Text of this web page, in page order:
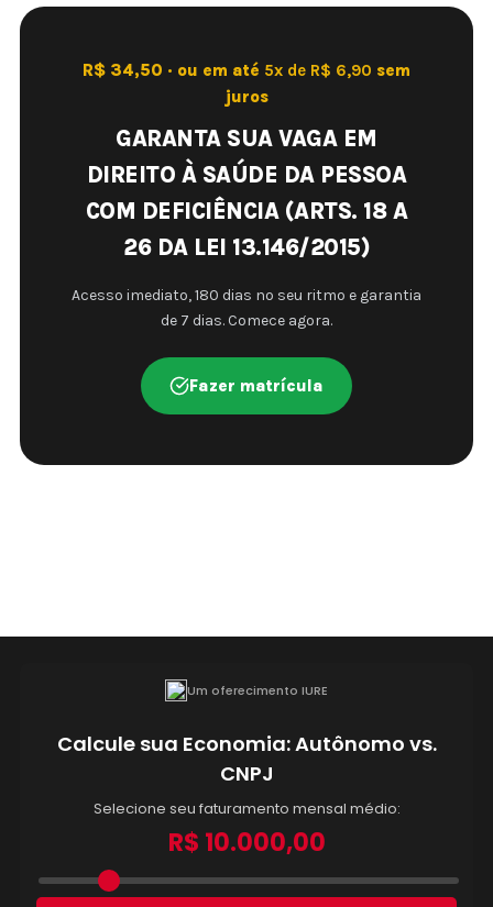
R$ 34,50 · ou em até 5x de R$ 6,90 sem
juros
GARANTA SUA VAGA EM
DIREITO À SAÚDE DA PESSOA
COM DEFICIÊNCIA (ARTS. 18 A
26 DA LEI 13.146/2015)
Acesso imediato, 180 dias no seu ritmo e garantia
de 7 dias. Comece agora.
Fazer matrícula